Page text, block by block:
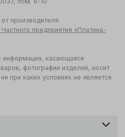
производителя.
Частного предприятия «Платина-
информация, касающаяся
фотографии изделий, носит
при каких условиях не является